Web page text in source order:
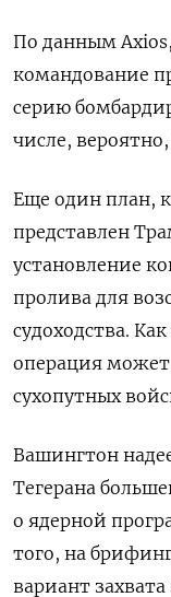
По данным
командование
серию
числе,
Еще один план,
представлен
установление
пролива для
судоходства.
операция может
сухопутных
Вашингтон
Тегерана
о ядерной
того, на
вариант